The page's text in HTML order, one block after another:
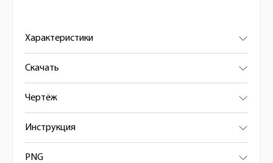
Характеристики
Скачать
Чертёж
Инструкция
PNG